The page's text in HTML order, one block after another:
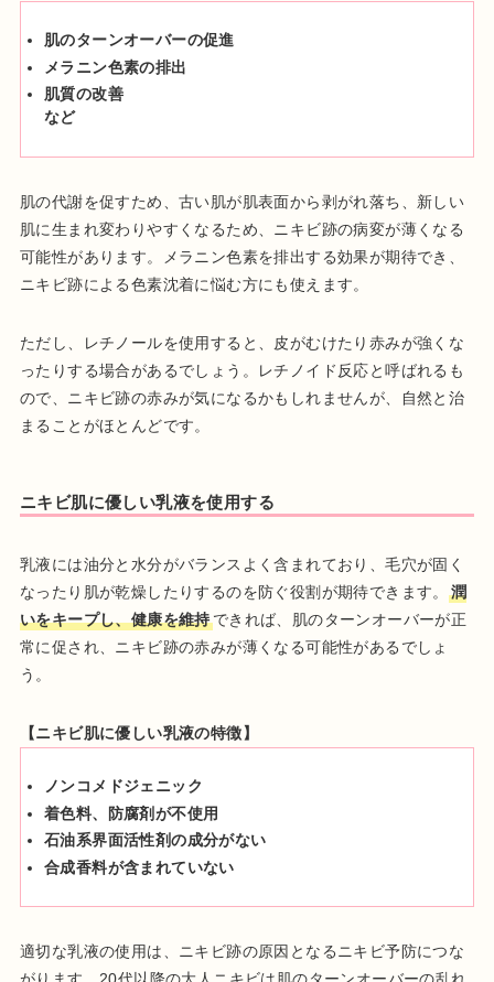
肌のターンオーバーの促進
メラニン色素の排出
肌質の改善
など
肌の代謝を促すため、古い肌が肌表面から剥がれ落ち、新しい
肌に生まれ変わりやすくなるため、ニキビ跡の病変が薄くなる
可能性があります。メラニン色素を排出する効果が期待でき、
ニキビ跡による色素沈着に悩む方にも使えます。
ただし、レチノールを使用すると、皮がむけたり赤みが強くな
ったりする場合があるでしょう。レチノイド反応と呼ばれるも
ので、ニキビ跡の赤みが気になるかもしれませんが、自然と治
まることがほとんどです。
ニキビ肌に優しい乳液を使用する
乳液には油分と水分がバランスよく含まれており、毛穴が固く
なったり肌が乾燥したりするのを防ぐ役割が期待できます。
潤
いをキープし、健康を維持できれば、肌のターンオーバーが正
常に促され、ニキビ跡の赤みが薄くなる可能性があるでしょ
う。
【ニキビ肌に優しい乳液の特徴】
ノンコメドジェニック
着色料、防腐剤が不使用
石油系界面活性剤の成分がない
合成香料が含まれていない
適切な乳液の使用は、ニキビ跡の原因となるニキビ予防につな